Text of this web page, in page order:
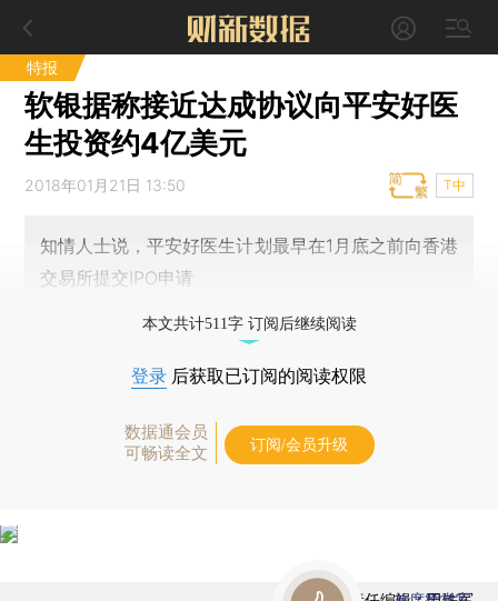
特报
软银据称接近达成协议向平安好医
生投资约4亿美元
2018年01月21日 13:50 T中
知情人士说，平安好医生计划最早在1月底之前向香港
交易所提交IPO申请
本文共计511字 订阅后继续阅读
登录 后获取已订阅的阅读权限
数据通会员
可畅读全文
订阅/会员升级